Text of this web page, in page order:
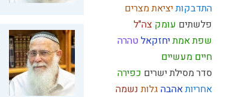
התדבקותיציאת מצרים
פלשתים עומק צה"ל
שפת אמתיחזקאל טהרה
חיים מעשיים
סדר מסילת ישרים כפירה
אחריותאהבה גלותנשמה